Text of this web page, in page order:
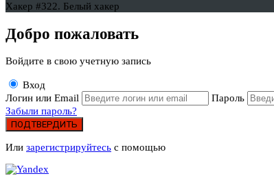
Хакер #322. Белый хакер
Добро пожаловать
Войдите в свою учетную запись
Вход
Логин или Email
Пароль
Забыли пароль?
ПОДТВЕРДИТЬ
Или зарегистрируйтесь с помощью